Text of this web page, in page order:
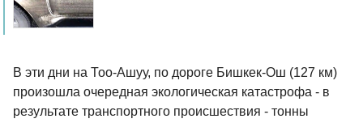
В эти дни на Тоо-Ашуу, по дороге Бишкек-Ош (127 км)
произошла очередная экологическая катастрофа - в
результате транспортного происшествия - тонны